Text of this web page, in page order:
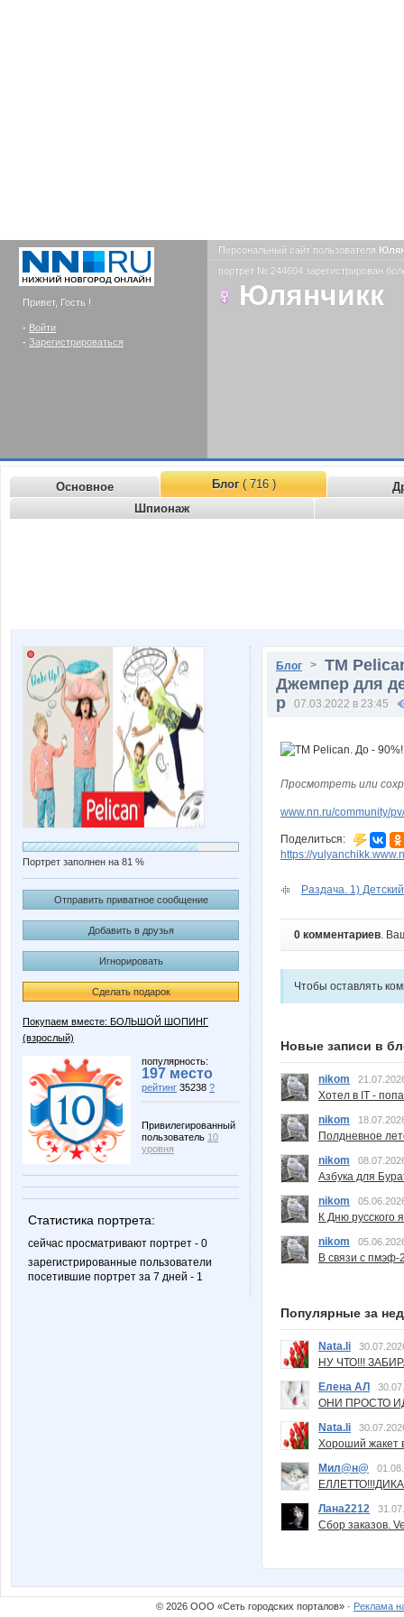
Привет, Гость !
- Войти
- Зарегистрироваться
Персональный сайт пользователя
портрет № 244604 зарегистрирован
Юлянчикк
Основное Блог( 716 )
Шпионаж
Портрет заполнен на 81 %
Отправить приватное сообщение
Добавить в друзья
Игнорировать
Сделать подарок
Покупаем вместе: БОЛЬШОЙ ШОПИНГ
(взрослый)
популярность:
197 место
рейтинг 35238 ?
Привилегированный
пользователь 10
уровня
Статистика портрета:
сейчас просматривают портрет - 0
зарегистрированные пользователи
посетившие портрет за 7 дней - 1
Блог > ТМ
Джемпер для
р
07.03.2022 в 23:45
Просмотреть или
www.nn.ru/community/
Поделиться:
https://
Раздача. 1)
0 комментариев.
Чтобы оставлять
Новые записи в
nikom
Хотел в IT -
nikom
Полдневное
nikom
Азбука для
nikom
К Дню русского
nikom
В связи с пмэф-
Популярные за
Nata.li
НУ ЧТО!!!
Елена АЛ
ОНИ ПРОСТО
Nata.li
Хороший жакет
Мил@н@
Лана2212
Сбор заказов.
© 2026 ООО «Сеть городских порталов» · Реклама